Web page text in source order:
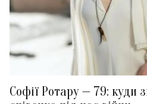
Софії Ротару — 79: куди